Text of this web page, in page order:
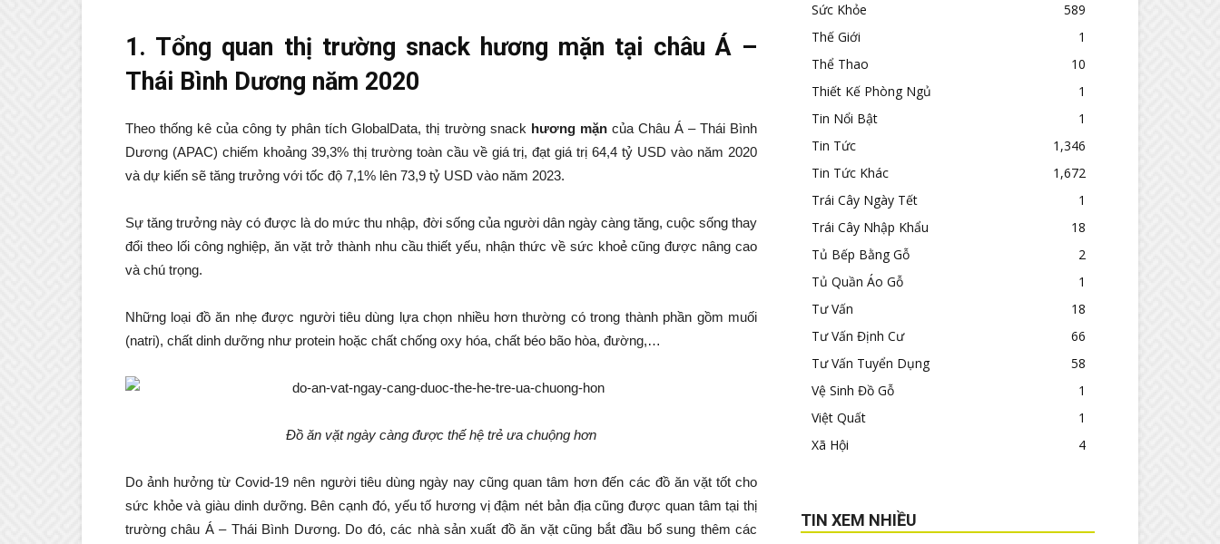
1. Tổng quan thị trường snack hương mặn tại châu Á –
Thái Bình Dương năm 2020
Theo thống kê của công ty phân tích GlobalData, thị trường snack hương mặncủa Châu Á – Thái Bình
Dương (APAC) chiếm khoảng 39,3% thị trường toàn cầu về giá trị, đạt giá trị 64,4 tỷ USD vào năm 2020
và dự kiến sẽ tăng trưởng với tốc độ 7,1% lên 73,9 tỷ USD vào năm 2023.
Sự tăng trưởng này có được là do mức thu nhập, đời sống của người dân ngày càng tăng, cuộc sống thay
đổi theo lối công nghiệp, ăn vặt trở thành nhu cầu thiết yếu, nhận thức về sức khoẻ cũng được nâng cao
và chú trọng.
Những loại đồ ăn nhẹ được người tiêu dùng lựa chọn nhiều hơn thường có trong thành phần gồm muối
(natri), chất dinh dưỡng như protein hoặc chất chống oxy hóa, chất béo bão hòa, đường,…
Đồ ăn vặt ngày càng được thế hệ trẻ ưa chuộng hơn
Do ảnh hưởng từ Covid-19 nên người tiêu dùng ngày nay cũng quan tâm hơn đến các đồ ăn vặt tốt cho
sức khỏe và giàu dinh dưỡng. Bên cạnh đó, yếu tố hương vị đậm nét bản địa cũng được quan tâm tại thị
trường châu Á – Thái Bình Dương. Do đó, các nhà sản xuất đồ ăn vặt cũng bắt đầu bổ sung thêm các
Sức Khỏe
589
Thế Giới
1
Thể Thao
10
Thiết Kế Phòng Ngủ
1
Tin Nổi Bật
1
Tin Tức
1,346
Tin Tức Khác
1,672
Trái Cây Ngày Tết
1
Trái Cây Nhập Khẩu
18
Tủ Bếp Bằng Gỗ
2
Tủ Quần Áo Gỗ
1
Tư Vấn
18
Tư Vấn Định Cư
66
Tư Vấn Tuyển Dụng
58
Vệ Sinh Đồ Gỗ
1
Việt Quất
1
Xã Hội
4
TIN XEM NHIỀU